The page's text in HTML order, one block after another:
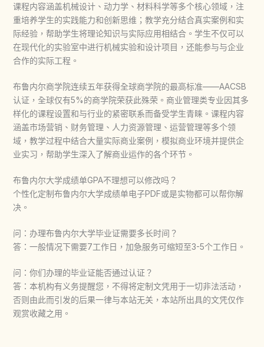
课程内容涵盖机械设计、动力学、材料科学等多个核心领域，注
重培养学生的实践能力和创新思维；教学充分结合真实案例和实
际经验，帮助学生将理论知识与实际应用相结合。学生不仅可以
在现代化的实验室中进行机械实验和设计项目，还能参与与企业
合作的实际工程。
布鲁内尔商学院连续五年获得全球商学院的最高标准——AACSB
认证，全球仅有5%的商学院荣获此殊荣。商业管理类专业因其多
样化的课程设置和与行业的紧密联系而备受学生青睐。课程内容
涵盖市场营销、财务管理、人力资源管理、运营管理等多个领
域，教学过程中结合大量实际商业案例，模拟商业环境并提供企
业实习，帮助学生深入了解商业运作的各个环节。
布鲁内尔大学成绩单GPA不理想可以修改吗？
个性化定制布鲁内尔大学成绩单电子PDF或是实物都可以帮你解
决。
问：办理布鲁内尔大学毕业证需要多长时间？
答：一般情况下需要7工作日，加急服务可缩短至3-5个工作日。
问：你们办理的毕业证能否通过认证？
答：本机构有义务提醒您，不得将定制文凭用于一切非法活动，
否则由此而引发的后果一律与本站无关，本站所出具的文凭仅作
观赏收藏之用。